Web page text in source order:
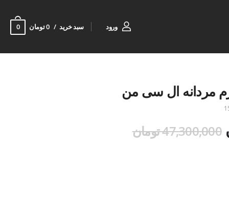
ورود سبد خرید 0 تومان 0
مردانه ال سی من
47,300,000 تومان